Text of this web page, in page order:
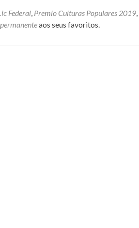
Federal, Premio Culturas Populares 2019,
aos seus favoritos.